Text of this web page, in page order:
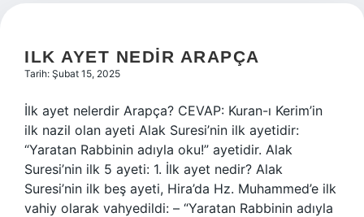
ILK AYET NEDIR ARAPÇA
Tarih: Şubat 15, 2025
İlk ayet nelerdir Arapça? CEVAP: Kuran-ı Kerim’in
ilk nazil olan ayeti Alak Suresi’nin ilk ayetidir:
“Yaratan Rabbinin adıyla oku!” ayetidir. Alak
Suresi’nin ilk 5 ayeti: 1. İlk ayet nedir? Alak
Suresi’nin ilk beş ayeti, Hira’da Hz. Muhammed’e ilk
vahiy olarak vahyedildi: – “Yaratan Rabbinin adıyla